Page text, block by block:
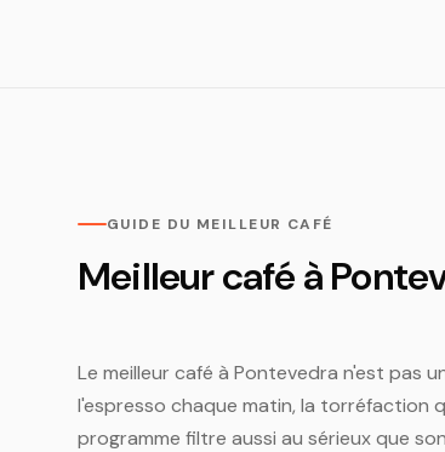
GUIDE DU MEILLEUR CAFÉ
Meilleur café à
Le meilleur café à Pontevedra n'est pas
l'espresso chaque matin, la torréfaction
programme filtre aussi au sérieux que